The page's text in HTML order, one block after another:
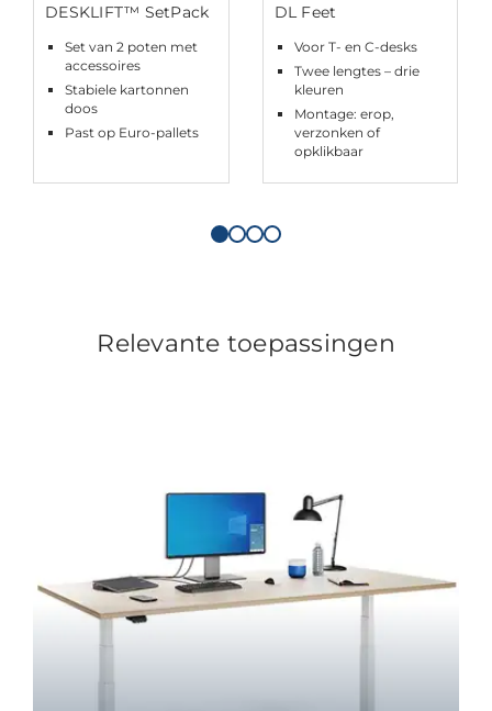
DESKLIFT™ SetPack
Set van 2 poten met
accessoires
Stabiele kartonnen
doos
Past op Euro-pallets
DL Feet
Voor T- en C-desks
Twee lengtes – drie
kleuren
Montage: erop,
verzonken of
opklikbaar
Relevante toepassingen